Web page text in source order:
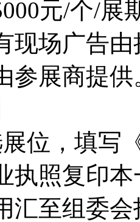
元/个/展
场广告由
参展商提
，填写《
执照复印
汇至组委